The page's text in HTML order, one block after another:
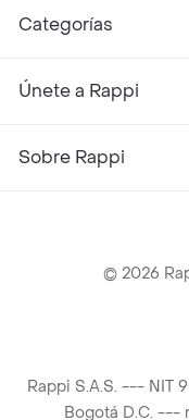
Categorías
Únete a Rappi
Sobre Rappi
© 2026
Rappi S.A.S. --- NIT
Bogotá D.C. ---